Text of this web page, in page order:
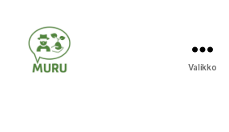
Valikko